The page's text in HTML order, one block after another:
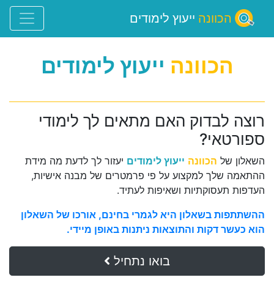
הכוונה ייעוץ לימודים
הכוונה ייעוץ לימודים
רוצה לבדוק האם מתאים לך לימודי
ספורטאי?
השאלון של הכוונה ייעוץ לימודים יעזור לך לדעת מה מידת
ההתאמה שלך למקצוע על פי פרמטרים של מבנה אישיות,
העדפות תעסוקתיות ושאיפות לעתיד.
ההשתתפות בשאלון היא לגמרי בחינם, אורכו של השאלון
הוא כעשר דקות והתוצאות ניתנות באופן מיידי.
בואו נתחיל